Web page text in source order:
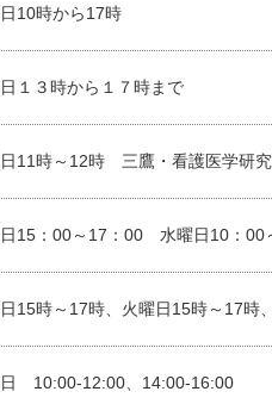
10時から17時
１３時から１７時まで
11時～12時 三鷹・看護医学研
日15：00～17：00 水曜日10：00
日15時～17時、火曜日15時～17時
10:00-12:00、14:00-16:00